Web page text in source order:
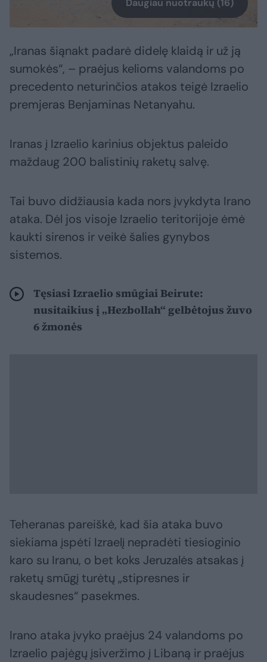
Daugiau nuotraukų (16)
„Iranas šiąnakt padarė didelę klaidą ir už ją
sumokės“, – praėjus kelioms valandoms po
precedento neturinčios atakos teigė Izraelio
premjeras Benjaminas Netanyahu.
Iranas į Izraelio karinius objektus paleido
maždaug 200 balistinių raketų salvę.
Tai buvo didžiausia kada nors įvykdyta Irano
ataka. Dėl jos visoje Izraelio teritorijoje ėmė
kaukti sirenos ir veikė šalies gynybos
sistemos.
Tęsiasi Izraelio smūgiai Beirute:
nusitaikius į „Hezbollah“ gelbėtojus žuvo
6 žmonės
Teheranas pareiškė, kad šia ataka buvo
siekiama įspėti Izraelį nepradėti tiesioginio
karo su Iranu, o bet koks Jeruzalės atsakas į
raketų smūgį turėtų „stipresnes ir
skaudesnes“ pasekmes.
Irano ataka įvyko praėjus 24 valandoms po
Izraelio pajėgų įsiveržimo į Libaną ir praėjus